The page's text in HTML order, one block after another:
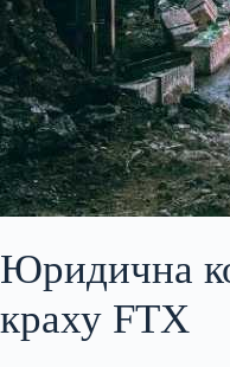
Юридична
краху FTX